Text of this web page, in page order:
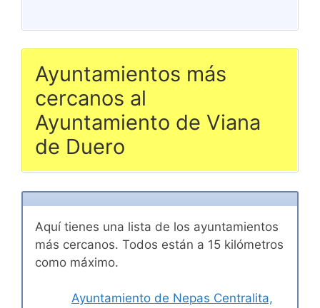
Ayuntamientos más
cercanos al
Ayuntamiento de Viana
de Duero
Aquí tienes una lista de los ayuntamientos
más cercanos. Todos están a 15 kilómetros
como máximo.
Ayuntamiento de Nepas Centralita,